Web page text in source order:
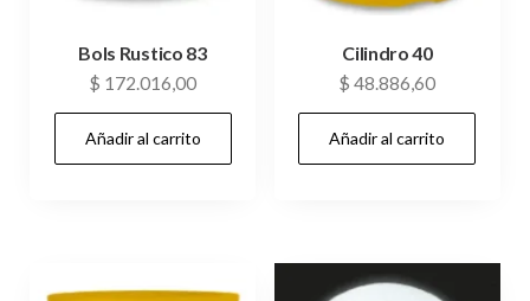
Bols Rustico 83
$ 172.016,00
Añadir al carrito
Cilindro 40
$ 48.886,60
Añadir al carrito